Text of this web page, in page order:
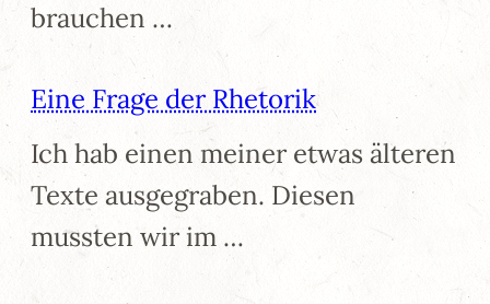
brauchen …
Eine Frage der Rhetorik
Ich hab einen meiner etwas älteren
Texte ausgegraben. Diesen
mussten wir im …